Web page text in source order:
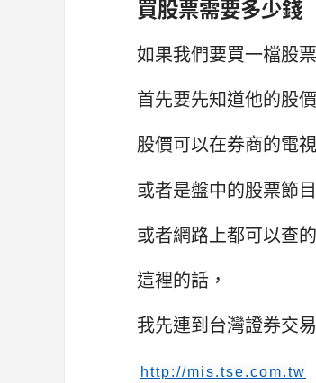
買股票需要多少錢
如果我們要買一檔股票
首先要先知道他的股價
股價可以在券商的電
或者是盤中的股票節目
或者網路上都可以查
這裡的話，
我先連到台灣證券交
http://mis.tse.com.tw